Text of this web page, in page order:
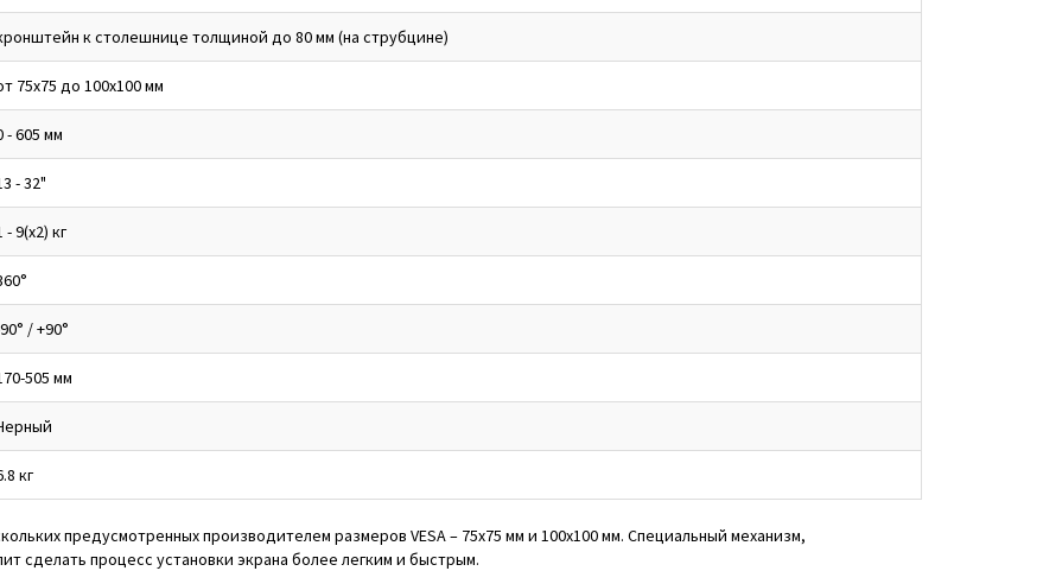
к столешнице толщиной до 80 мм (на струбцине)
75x75 до 100x100 мм
- 605 мм
- 32"
- 9(x2) кг
/ +90°
505 мм
кг
предусмотренных производителем размеров VESA – 75x75 мм и 100x100 мм. Специальный механизм,
сделать процесс установки экрана более легким и быстрым.